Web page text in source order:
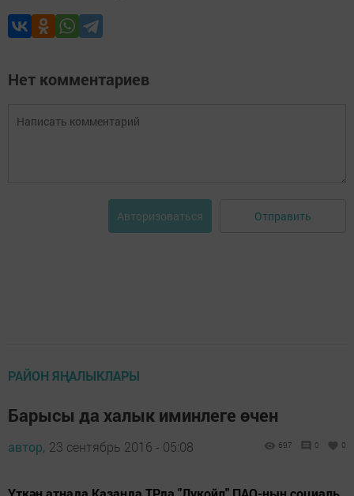
Нет комментариев
Авторизоваться Отправить
РАЙОН ЯҢАЛЫКЛАРЫ
Барысы да халык иминлеге өчен
автор, 23 сентябрь 2016 - 05:08 697 0 0